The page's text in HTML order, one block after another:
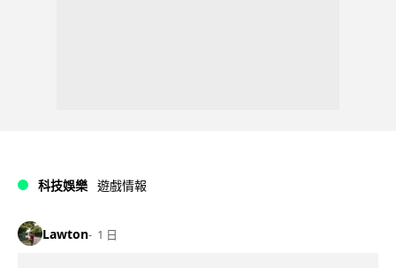
科技娛樂 遊戲情報
Lawton 1 日